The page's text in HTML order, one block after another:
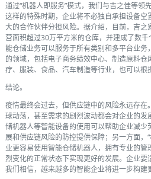
通过“机器人即服务”模式，我们与吉之佳等领
这样的特殊时期，企业将不必独自承担设备
大的合作伙伴分担风险。据介绍，目前，吉
营面积超过30万平方米的仓库，并建成了数
能仓储业务可以服务于所有类别和多平台业
的领域，包括电子商务绩效中心、制造原料
疗、服装、食品、汽车制造等行业，也可以根
结论。
疫情最终会过去，但供应链中的风险永远存
球动荡，甚至需求的剧烈波动都会对企业的
储机器人等智能设备的使用可以帮助企业减
展和供应链风险的防控提供保障；另一方面，
业更容易使用智能仓储机器人，拥有专业的
烈变化的正常状态下实现更好的发展。企业要
我们相信，越来越多的智能企业将进一步构建